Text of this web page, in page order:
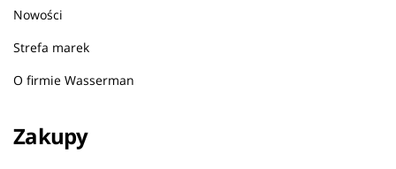
Nowości
Strefa marek
O firmie Wasserman
Zakupy